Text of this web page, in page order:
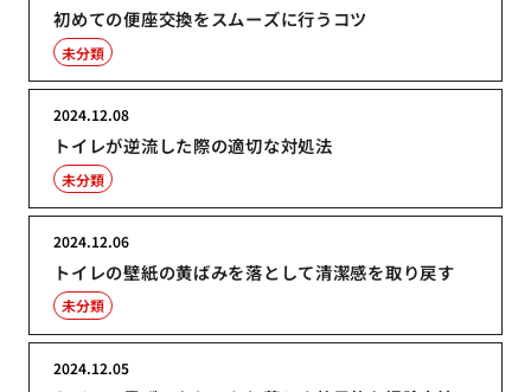
初めての便座交換をスムーズに行うコツ
未分類
トイレが逆流した際の適切な対処法
2024.12.08
未分類
トイレの壁紙の黄ばみを落として清潔感を取り戻す
2024.12.06
未分類
2024.12.05